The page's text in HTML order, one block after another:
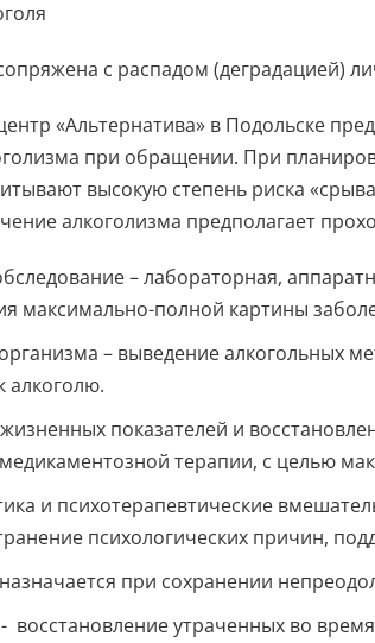
с распадом (деградацией)
«Альтернатива» в Подольске
при обращении. При
высокую степень риска
алкоголизма предполагает
– лабораторная,
максимально-полной картины
– выведение алкогольных
алкоголю.
показателей и
терапии, с целью
и психотерапевтические
психологических причин,
при сохранении
восстановление утраченных во